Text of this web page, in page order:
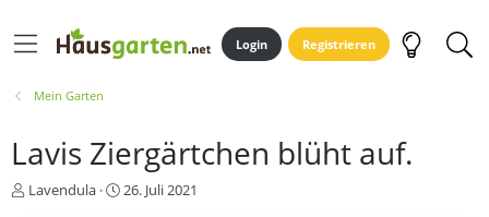
Login Registrieren
Mein Garten
Lavis Ziergärtchen blüht auf.
ELavendula
E
26. Juli 2021